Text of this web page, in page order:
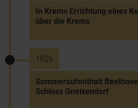
In Krems Errichtung eines
über die Krems
1826
Sommeraufenthalt
Schloss Gneixendorf